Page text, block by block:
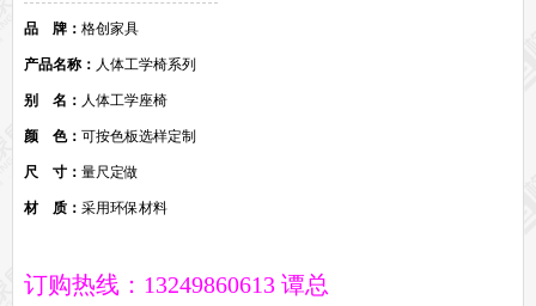
他们正在使用格创家具
无纸化会议系统案例
走进格创家具
联系北琛深圳办公家具厂
申请友情链接
品 牌： 格创家具
产品名称： 人体工学椅系列
别 名： 人体工学座椅
颜 色： 可按色板选样定制
尺 寸： 量尺定做
材 质： 采用环保材料
订购热线：13249860613 谭总